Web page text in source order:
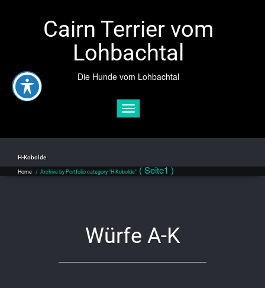
Cairn Terrier vom
Lohbachtal
Die Hunde vom Lohbachtal
Toggle navigation
H-Kobolde
Home / Archive by Portfolio category "H-Kobolde"( Seite1 )
Würfe A-K